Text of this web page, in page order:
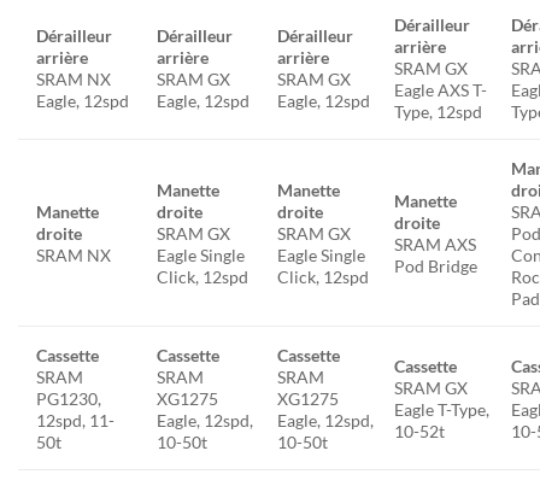
Dérailleur
arrière
SRAM NX
Eagle, 12spd
Dérailleur
arrière
SRAM GX
Eagle, 12spd
Dérailleur
arrière
SRAM GX
Eagle, 12spd
Dérailleur
arrière
SRAM GX
Eagle AXS T-
Type, 12spd
Manette
droite
SRAM NX
Manette
droite
SRAM GX
Eagle Single
Click, 12spd
Manette
droite
SRAM GX
Eagle Single
Click, 12spd
Manette
droite
SRAM AXS
Pod Bridge
Cassette
SRAM
PG1230,
12spd, 11-
50t
Cassette
SRAM
XG1275
Eagle, 12spd,
10-50t
Cassette
SRAM
XG1275
Eagle, 12spd,
10-50t
Cassette
SRAM GX
Eagle T-Type,
10-52t